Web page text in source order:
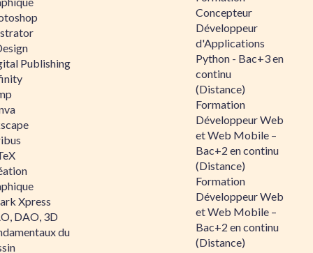
Publishing
Xpress
DAO, 3D
du
Concepteur
Développeur
d'Applications
Python - Bac+3 en
continu
(Distance)
Formation
Développeur Web
et Web Mobile –
Bac+2 en continu
(Distance)
Formation
Développeur Web
et Web Mobile –
Bac+2 en continu
(Distance)